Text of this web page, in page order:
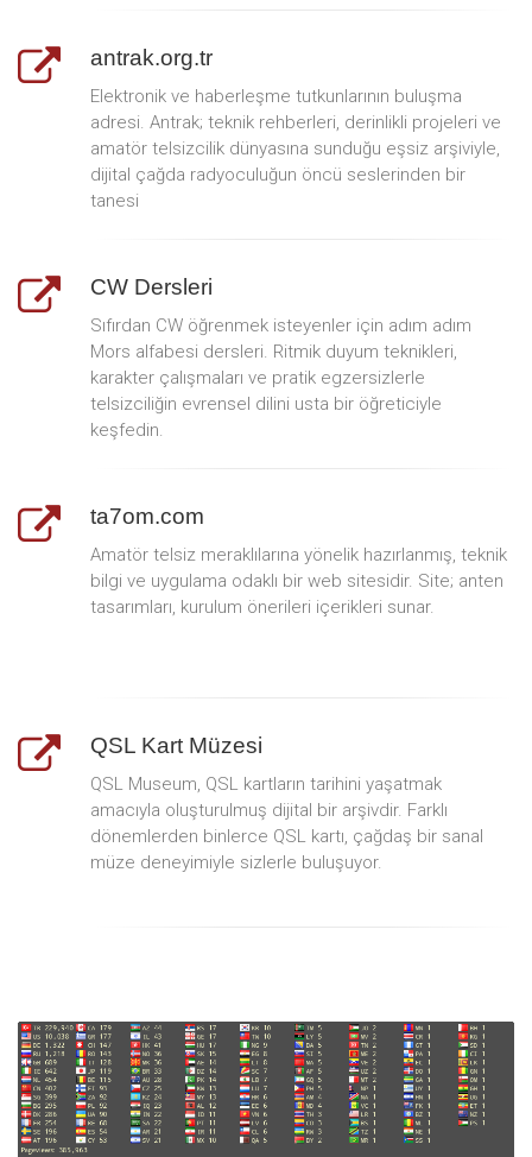
antrak.org.tr
Elektronik ve haberleşme tutkunlarının buluşma
adresi. Antrak; teknik rehberleri, derinlikli projeleri ve
amatör telsizcilik dünyasına sunduğu eşsiz arşiviyle,
dijital çağda radyoculuğun öncü seslerinden bir
tanesi
CW Dersleri
Sıfırdan CW öğrenmek isteyenler için adım adım
Mors alfabesi dersleri. Ritmik duyum teknikleri,
karakter çalışmaları ve pratik egzersizlerle
telsizciliğin evrensel dilini usta bir öğreticiyle
keşfedin.
ta7om.com
Amatör telsiz meraklılarına yönelik hazırlanmış, teknik
bilgi ve uygulama odaklı bir web sitesidir. Site; anten
tasarımları, kurulum önerileri içerikleri sunar.
QSL Kart Müzesi
QSL Museum, QSL kartların tarihini yaşatmak
amacıyla oluşturulmuş dijital bir arşivdir. Farklı
dönemlerden binlerce QSL kartı, çağdaş bir sanal
müze deneyimiyle sizlerle buluşuyor.